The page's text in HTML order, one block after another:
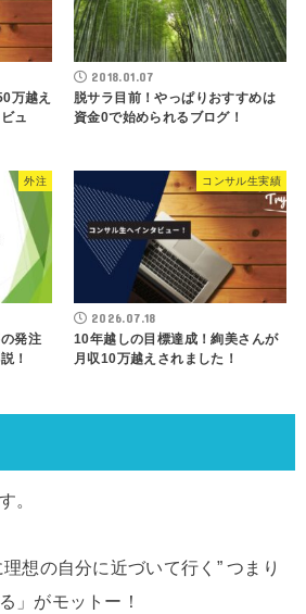
万越え
ュ
2018.01.07
脱サラ目前！やっぱりおすすめは
資金0で始められるブログ！
外注
発注
！
コンサル生実績
2026.07.18
10年越しの目標達成！絢美さんが
月収10万越えされました！
。
想の自分に近づいて行く” つまり
」がモットー！